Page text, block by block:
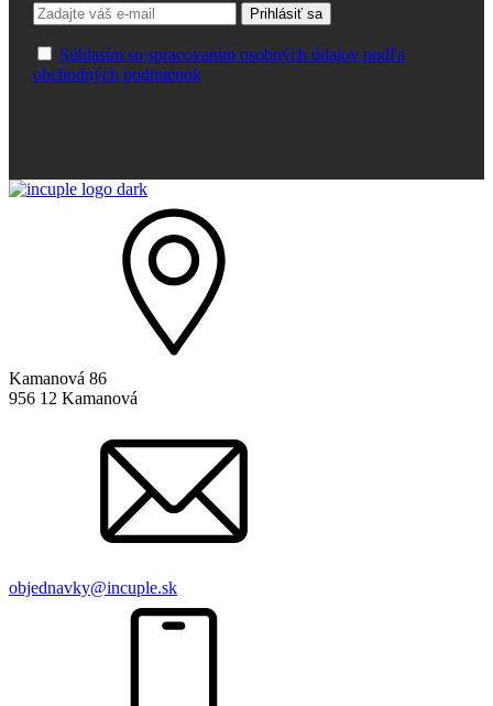
Súhlasím so spracovaním osobných údajov podľa
obchodných podmienok
Kamanová 86
956 12 Kamanová
objednavky@incuple.sk